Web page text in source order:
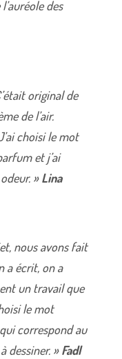
des
original de
de l’air.
choisi le mot
et j’ai
»Lina
nous avons fait
a écrit, on a
un travail que
le mot
correspond au
dessiner. »Fadl